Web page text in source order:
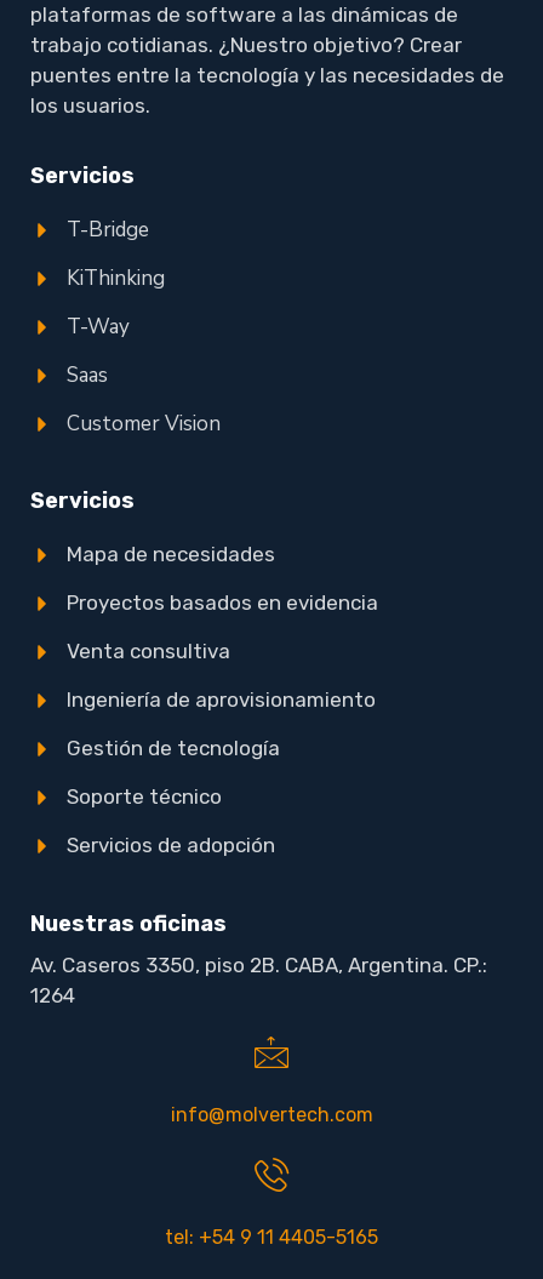
plataformas de software a las dinámicas de
trabajo cotidianas. ¿Nuestro objetivo? Crear
puentes entre la tecnología y las necesidades de
los usuarios.
Servicios
T-Bridge
KiThinking
T-Way
Saas
Customer Vision
Servicios
Mapa de necesidades
Proyectos basados en evidencia
Venta consultiva
Ingeniería de aprovisionamiento
Gestión de tecnología
Soporte técnico
Servicios de adopción
Nuestras oficinas
Av. Caseros 3350, piso 2B. CABA, Argentina. CP.:
1264
info@molvertech.com
tel: +54 9 11 4405-5165